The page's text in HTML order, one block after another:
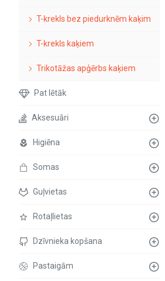
T-krekls bez piedurknēm kaķim
T-krekls kaķiem
Trikotāžas apģērbs kaķiem
Pat lētāk
Aksesuāri
Higiēna
Somas
Guļvietas
Rotaļlietas
Dzīvnieka kopšana
Pastaigām